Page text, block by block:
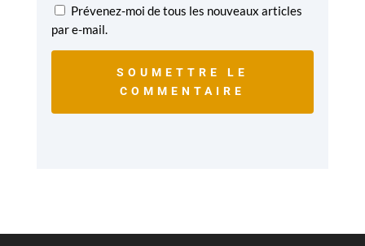
Prévenez-moi de tous les nouveaux articles
par e-mail.
SOUMETTRE LE
COMMENTAIRE